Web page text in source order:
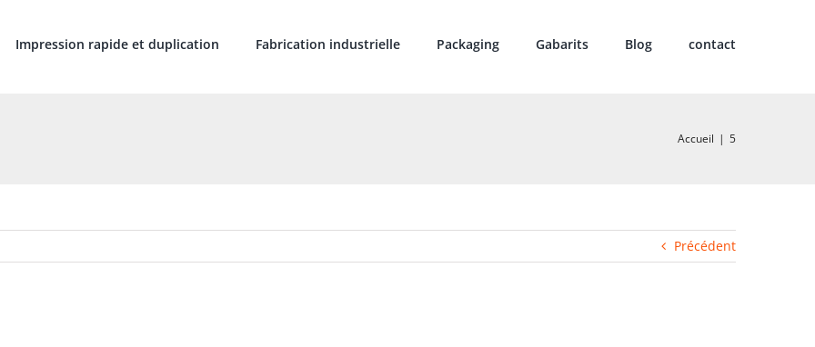
Impression rapide et duplication Fabrication industrielle Packaging Gabarits Blog contact
Accueil | 5
Précédent